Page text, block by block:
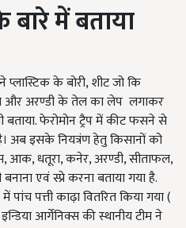
में बताया
प्लास्टिक के बोरी, शीट जो कि
और अरण्डी के तेल का लेप लगाकर
बताया. फेरोमोन ट्रैप में कीट फसने से
अब इसके नियत्रंण हेतु किसानों को
आक, धतूरा, कनेर, अरण्डी, सीताफल,
एवं स्प्रे करना बताया गया है.
पांच पत्ती काढ़ा वितरित किया गया (
आर्गेनिक्स की स्थानीय टीम ने